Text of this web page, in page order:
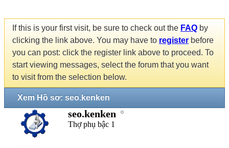
If this is your first visit, be sure to check out the FAQ by
clicking the link above. You may have to register before
you can post: click the register link above to proceed. To
start viewing messages, select the forum that you want
to visit from the selection below.
Xem Hồ sơ: seo.kenken
seo.kenken
Thợ phụ bậc 1